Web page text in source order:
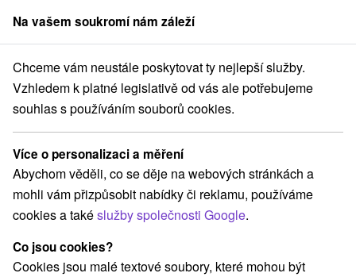
člen skupinySorger
Pobyty na Slovensku Letní pobyty Chopok
Letní pobyty Chopok
Kategorie
Všechny kategorie
Pobyty v akci(15)
Wellness pobyty(18) Víkendové pobyty(22)
Romantické pobyty
Rodinné pobyty(21)
Na vašem soukromí nám záleží
Chceme vám neustále poskytovat ty nejlepší služby.
Vzhledem k platné legislativě od vás ale potřebujeme
souhlas s používáním souborů cookies.
Více o personalizaci a měření
Abychom věděli, co se děje na webových stránkách a
mohli vám přizpůsobit nabídky či reklamu, používáme
cookies a takéslužby společnosti Google.
Co jsou cookies?
Cookies jsou malé textové soubory, které mohou být